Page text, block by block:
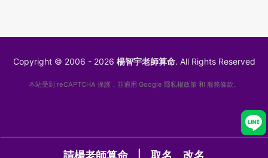
Copyright © 2006 - 2026 楊智宇老師算命. All Rights Reserved
本站受到 reCAPTCHA 保護，並適用 Google 隱私權政策和 服務條款。
請楊老師算命 取名、改名